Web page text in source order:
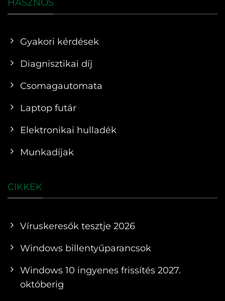
HASZNOS
Gyakori kérdések
Diagnisztikai díj
Csomagautomata
Laptop futár
Elektronikai hulladék
Munkadíjak
CIKKEK
Víruskeresők tesztje 2026
Windows billentyűparancsok
Windows 10 ingyenes frissítés 2027.
októberig